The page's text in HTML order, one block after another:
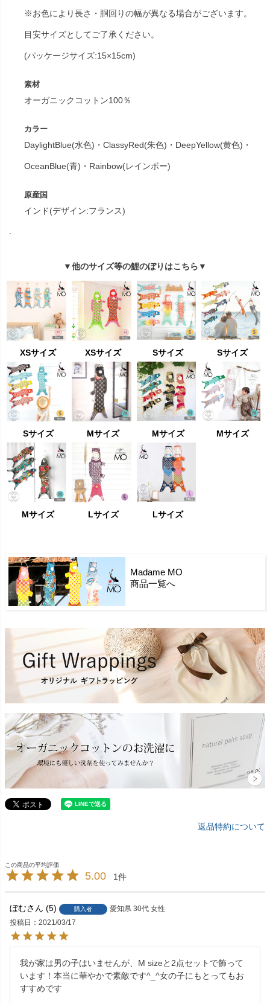
※お色により長さ・胴回りの幅が異なる場合がございます。
目安サイズとしてご了承ください。
(パッケージサイズ:15×15cm)
素材
オーガニックコットン100％
カラー
DaylightBlue(水色)・ClassyRed(朱色)・DeepYellow(黄色)・
OceanBlue(青)・Rainbow(レインボー)
原産国
インド(デザイン:フランス)
.
▼他のサイズ等の鯉のぼりはこちら▼
XSサイズ XSサイズ Sサイズ Sサイズ
Sサイズ Mサイズ Mサイズ Mサイズ
Mサイズ Lサイズ Lサイズ
Madame MO
商品一覧へ
返品特約について
5.00 1
ぼむ 5 購入者 愛知県 30代 女性
投稿日
2021/03/17
我が家は男の子はいませんが、M sizeと2点セットで飾って
います！本当に華やかで素敵です^_^女の子にもとってもお
すすめです